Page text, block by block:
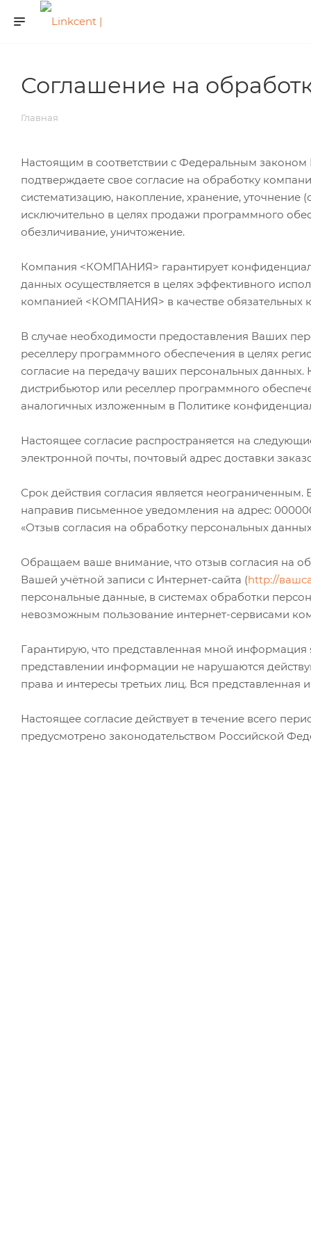
Соглашение на
Главная
Настоящим в соответствии с Федеральным
подтверждаете свое согласие на обработку
систематизацию, накопление, хранение, уточнение
исключительно в целях продажи программного
обезличивание, уничтожение.
Компания <КОМПАНИЯ> гарантирует
данных осуществляется в целях эффективного
компанией <КОМПАНИЯ> в качестве обязательных
В случае необходимости предоставления Ваших
реселлеру программного обеспечения в целях
согласие на передачу ваших персональных
дистрибьютор или реселлер программного
аналогичных изложенным в Политике
Настоящее согласие распространяется на
электронной почты, почтовый адрес доставки
Срок действия согласия является
направив письменное уведомления на адрес:
«Отзыв согласия на обработку персональных
Обращаем ваше внимание, что отзыв согласия на
Вашей учётной записи с Интернет-сайта (http://
персональные данные, в системах обработки
невозможным пользование интернет-сервисами
Гарантирую, что представленная мной информация
представлении информации не нарушаются
права и интересы третьих лиц. Вся
Настоящее согласие действует в течение всего
предусмотрено законодательством Российской